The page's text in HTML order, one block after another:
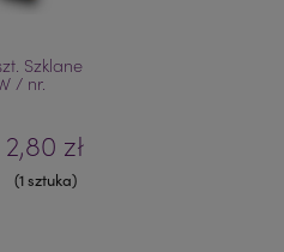
Szklane
/ nr.
2,80 zł
(1 sztuka)